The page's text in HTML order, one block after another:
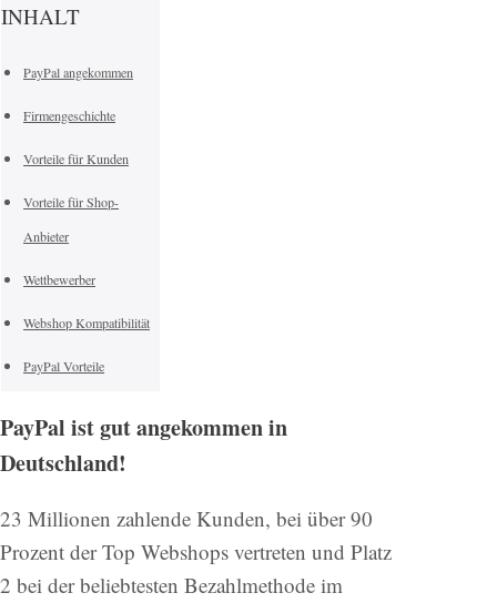
INHALT
PayPal angekommen
Firmengeschichte
Vorteile für Kunden
Vorteile für Shop-
Anbieter
Wettbewerber
Webshop Kompatibilität
PayPal Vorteile
PayPal ist gut angekommen in
Deutschland!
23 Millionen zahlende Kunden, bei über 90
Prozent der Top Webshops vertreten und Platz
2 bei der beliebtesten Bezahlmethode im